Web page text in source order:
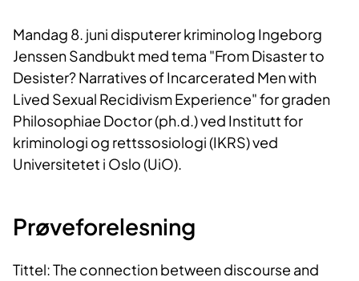
Mandag 8. juni disputerer kriminolog Ingeborg
Jenssen Sandbukt med tema "From Disaster to
Desister? Narratives of Incarcerated Men with
Lived Sexual Recidivism Experience" for graden
Philosophiae Doctor (ph.d.) ved Institutt for
kriminologi og rettssosiologi (IKRS) ved
Universitetet i Oslo (UiO).
Prøveforelesning
Tittel: The connection between discourse and